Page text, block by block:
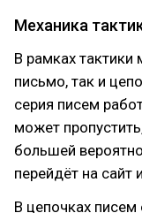
Механика
В рамках
письмо, так и
серия писем
может
большей
перейдёт на сайт
В цепочках